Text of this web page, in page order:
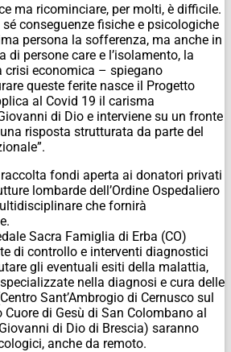
ma ricominciare, per molti, è difficile.
conseguenze fisiche e psicologiche
persona la sofferenza, ma anche in
di persone care e l’isolamento, la
crisi economica – spiegano
queste ferite nasce il Progetto
al Covid 19 il carisma
di Dio e interviene su un fronte
risposta strutturata da parte del
fondi aperta ai donatori privati
lombarde dell’Ordine Ospedaliero
che fornirà
Sacra Famiglia di Erba (CO)
di controllo e interventi diagnostici
gli eventuali esiti della malattia,
nella diagnosi e cura delle
Sant’Ambrogio di Cernusco sul
Cuore di Gesù di San Colombano al
di Dio di Brescia) saranno
anche da remoto.